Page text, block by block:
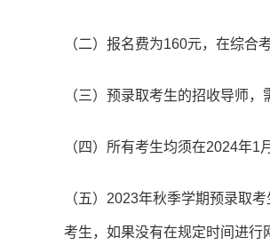
（二）报名费为160元，在综合
（三）预录取考生的招收导师
（四）所有考生均须在2024年1
（五）2023年秋季学期预录取
考生，如果没有在规定时间进行